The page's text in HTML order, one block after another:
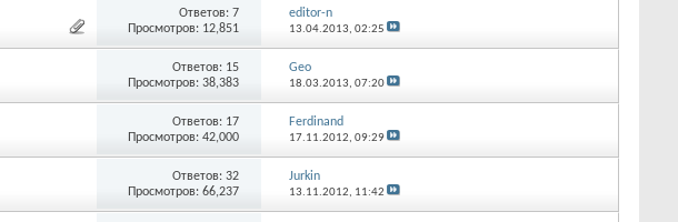
Ответов:7
Просмотров: 12,851
editor-n
13.04.2013, 02:25
Ответов: 15
Просмотров: 38,383
Geo
18.03.2013, 07:20
Ответов: 17
Просмотров: 42,000
Ferdinand
17.11.2012, 09:29
Ответов:32
Просмотров: 66,237
Jurkin
13.11.2012, 11:42